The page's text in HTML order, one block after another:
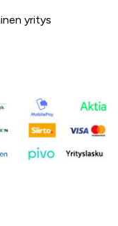
yritys